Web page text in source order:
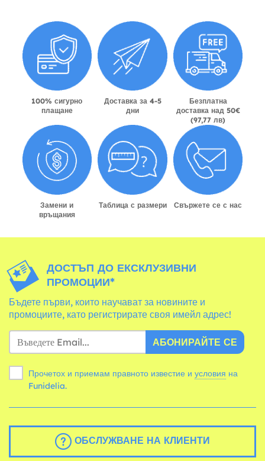
100% сигурно
плащане
Доставка за 4-5
дни
Безплатна
доставка над 50€
(97,77 лв)
Замени и
връщания
Таблица с размери Свържете се с нас
ДОСТЪП ДО ЕКСКЛУЗИВНИ
ПРОМОЦИИ*
Бъдете първи, които научават за новините и
промоциите, като регистрирате своя имейл адрес!
АБОНИРАЙТЕ СЕ
Прочетох и приемам правното известие и условия
Funidelia.
ОБСЛУЖВАНЕ НА КЛИЕНТИ